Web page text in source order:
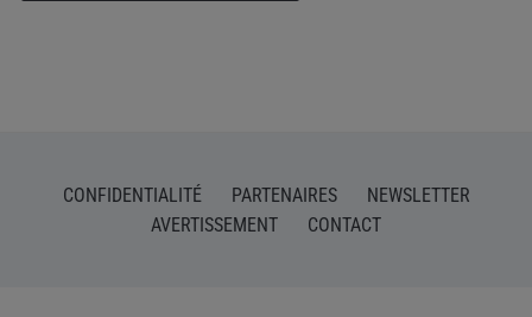
CONFIDENTIALITÉ PARTENAIRES
NEWSLETTER
AVERTISSEMENT
CONTACT